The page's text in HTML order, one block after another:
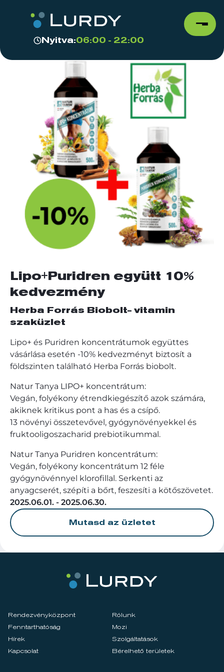
Nyitva:06:00 - 22:00
Lipo+Puridren együtt 10%
kedvezmény
Herba Forrás Biobolt- vitamin
szaküzlet
Lipo+ és Puridren koncentrátumok együttes
vásárlása esetén -10% kedvezményt biztosít a
földszinten található Herba Forrás biobolt.
Natur Tanya LIPO+ koncentrátum:
Vegán, folyékony étrendkiegészítő azok számára,
akiknek kritikus pont a has és a csípő.
13 növényi összetevővel, gyógynövényekkel és
fruktooligoszacharid prebiotikummal.
Natur Tanya Puridren koncentrátum:
Vegán, folyékony koncentrátum 12 féle
gyógynövénnyel klorofillal. Serkenti az
anyagcserét, szépíti a bőrt, feszesíti a kötőszövetet.
2025.06.01. - 2025.06.30.
Mutasd az üzletet
Rendezvényközpont
Rólunk
Fenntarthatóság
Mozi
Hírek
Szolgáltatások
Kapcsolat
Bérelhető területek